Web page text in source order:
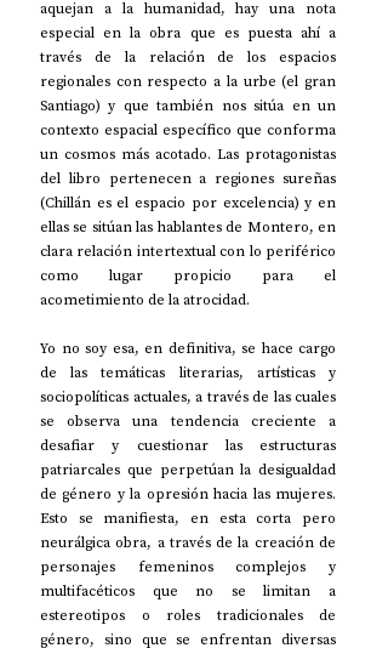
aquejan a la humanidad, hay una nota
especial en la obra que es puesta ahí a
través de la relación de los espacios
regionales con respecto a la urbe (el gran
Santiago) y que también nos sitúa en un
contexto espacial específico que conforma
un cosmos más acotado. Las protagonistas
del libro pertenecen a regiones sureñas
(Chillán es el espacio por excelencia) y en
ellas se sitúan las hablantes de Montero, en
clara relación intertextual con lo periférico
como lugar propicio para el
acometimiento de la atrocidad.
Yo no soy esa, en definitiva, se hace cargo
de las temáticas literarias, artísticas y
sociopolíticas actuales, a través de las cuales
se observa una tendencia creciente a
desafiar y cuestionar las estructuras
patriarcales que perpetúan la desigualdad
de género y la opresión hacia las mujeres.
Esto se manifiesta, en esta corta pero
neurálgica obra, a través de la creación de
personajes femeninos complejos y
multifacéticos que no se limitan a
estereotipos o roles tradicionales de
género, sino que se enfrentan diversas